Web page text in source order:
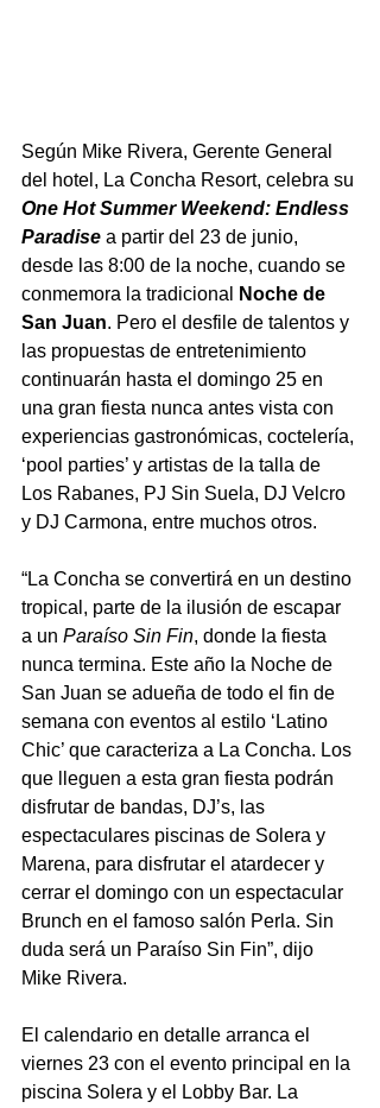
Según Mike Rivera, Gerente General
del hotel, La Concha Resort, celebra su
One Hot Summer Weekend: Endless
Paradise a partir del 23 de junio,
desde las 8:00 de la noche, cuando se
conmemora la tradicional
Noche de
San Juan. Pero el desfile de talentos y
las propuestas de entretenimiento
continuarán hasta el domingo 25 en
una gran fiesta nunca antes vista con
experiencias gastronómicas, coctelería,
‘pool parties’ y artistas de la talla de
Los Rabanes, PJ Sin Suela, DJ Velcro
y DJ Carmona, entre muchos otros.
“La Concha se convertirá en un destino
tropical, parte de la ilusión de escapar
a un Paraíso Sin Fin, donde la fiesta
nunca termina. Este año la Noche de
San Juan se adueña de todo el fin de
semana con eventos al estilo ‘Latino
Chic’ que caracteriza a La Concha. Los
que lleguen a esta gran fiesta podrán
disfrutar de bandas, DJ’s, las
espectaculares piscinas de Solera y
Marena, para disfrutar el atardecer y
cerrar el domingo con un espectacular
Brunch en el famoso salón Perla. Sin
duda será un Paraíso Sin Fin”, dijo
Mike Rivera.
El calendario en detalle arranca el
viernes 23 con el evento principal en la
piscina Solera y el Lobby Bar. La